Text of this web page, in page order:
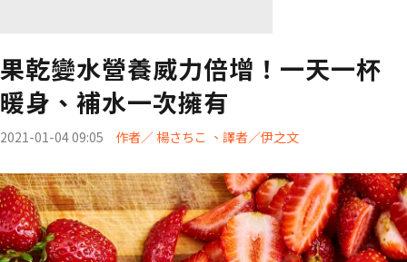
果乾變水營養威力倍增！一天一杯
暖身、補水一次擁有
2021-01-04 09:05 作者／ 楊さちこ 、譯者／伊之文